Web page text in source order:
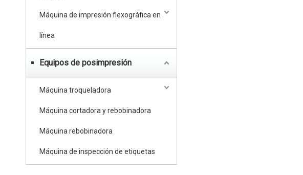
Máquina de impresión flexográfica en
línea
Equipos de posimpresión
Máquina troqueladora
Máquina cortadora y rebobinadora
Máquina rebobinadora
Máquina de inspección de etiquetas